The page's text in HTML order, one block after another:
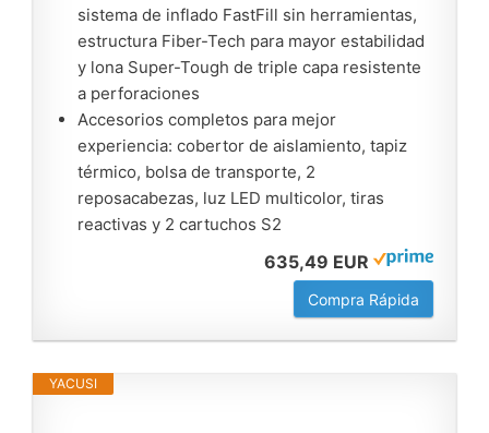
sistema de inflado FastFill sin herramientas,
estructura Fiber-Tech para mayor estabilidad
y lona Super-Tough de triple capa resistente
a perforaciones
Accesorios completos para mejor
experiencia: cobertor de aislamiento, tapiz
térmico, bolsa de transporte, 2
reposacabezas, luz LED multicolor, tiras
reactivas y 2 cartuchos S2
635,49 EUR
Compra Rápida
YACUSI